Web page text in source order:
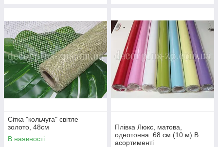
Сітка "кольчуга" світле
золото, 48см
В наявності
Плівка Люкс, матова,
однотонна. 68 см (10 м).В
асортименті